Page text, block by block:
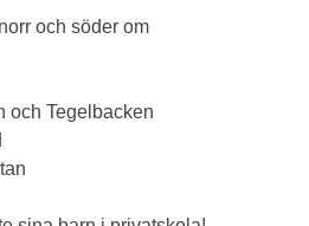
och söder om
och Tegelbacken